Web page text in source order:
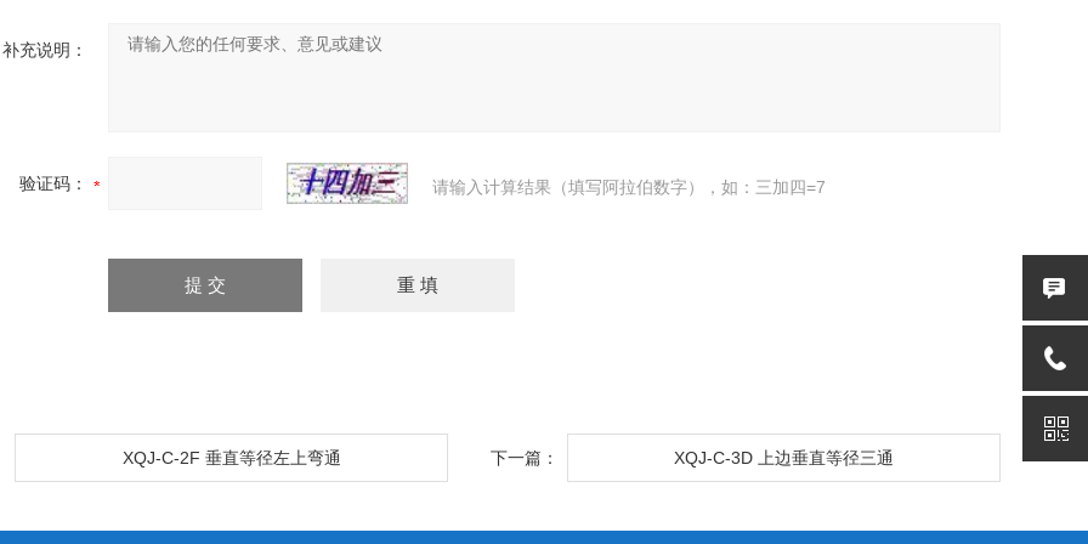
补充说明：
验证码： 请输入计算结果（填写阿拉伯数字），如：三加四=7
XQJ-C-2F 垂直等径左上弯通 下一篇： XQJ-C-3D 上边垂直等径三通